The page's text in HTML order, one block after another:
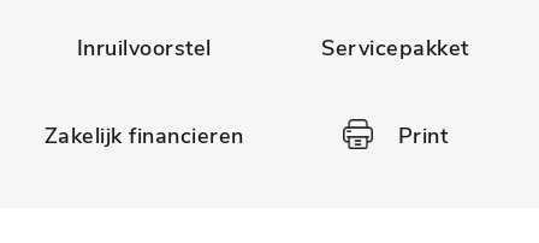
Inruilvoorstel Servicepakket
Zakelijk financieren Print